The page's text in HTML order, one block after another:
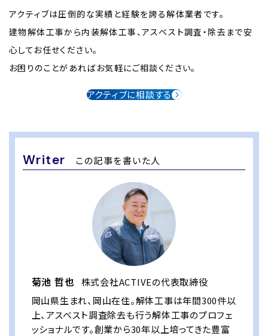
アクティブは圧倒的な実績と経験を誇る解体業者です。
建物解体工事から内装解体工事、アスベスト調査・除去まで安
心してお任せください。
お困りのことがあればお気軽にご相談ください。
アクティブに相談する
Writer この記事を書いた人
菊池 哲也 株式会社ACTIVEの代表取締役
岡山県生まれ、岡山在住。解体工事は年間300件以
上、アスベスト調査除去も行う解体工事のプロフェ
ッショナルです。創業から30年以上培ってきた豊富